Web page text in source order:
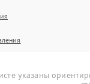
указаны